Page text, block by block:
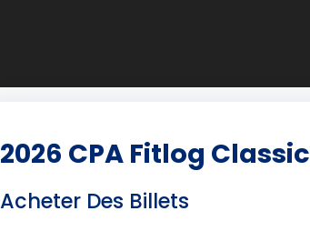
2026 CPA Fitlog Classic
Acheter Des Billets